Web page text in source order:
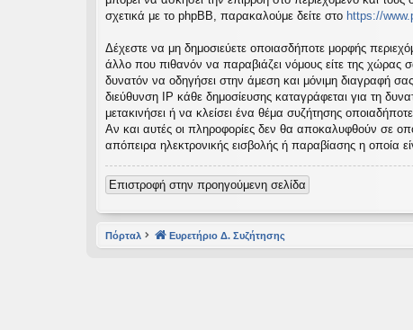
σχετικά με το phpBB, παρακαλούμε δείτε στο https://
Δέχεστε να μη δημοσιεύετε οποιασδήποτε μορφής
άλλο που πιθανόν να παραβιάζει νόμους είτε της χώρας
δυνατόν να οδηγήσει στην άμεση και μόνιμη διαγραφή
διεύθυνση IP κάθε δημοσίευσης καταγράφεται για τη
μετακινήσει ή να κλείσει ένα θέμα συζήτησης
Αν και αυτές οι πληροφορίες δεν θα αποκαλυφθούν σε
απόπειρα ηλεκτρονικής εισβολής ή παραβίασης η οποία
Επιστροφή στην προηγούμενη σελίδα
Πόρταλ Ευρετήριο Δ. Συζήτησης